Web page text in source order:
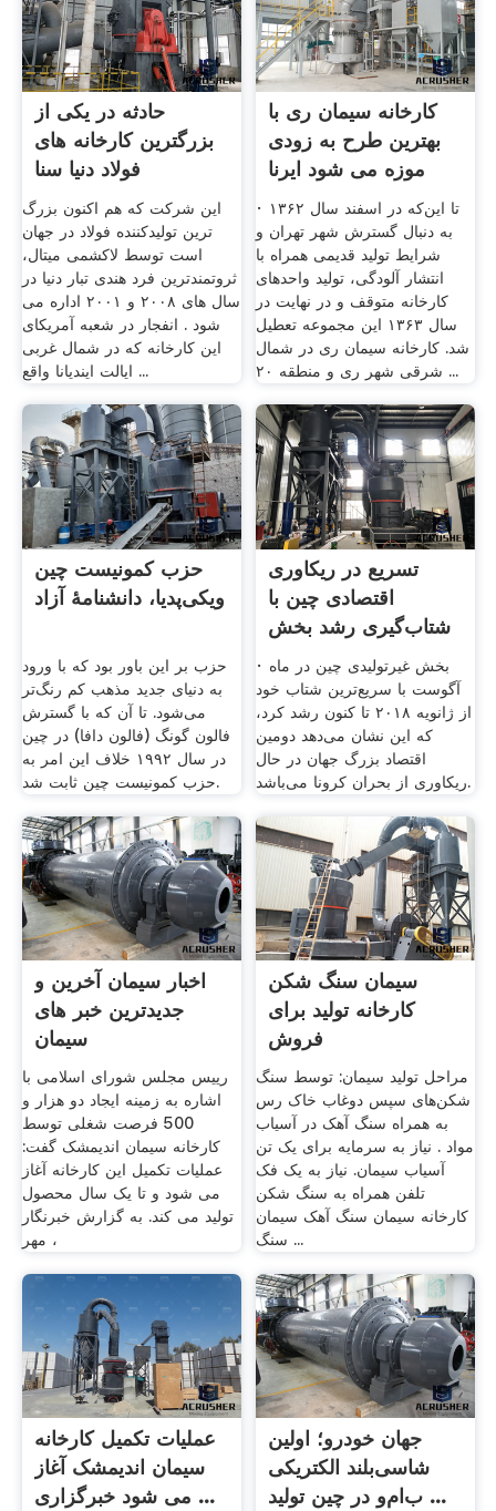
حادثه در یکی از
بزرگترین کارخانه های
فولاد دنیا سنا
این شرکت که هم اکنون بزرگ
ترین تولیدکننده فولاد در جهان
است توسط لاکشمی میتال،
ثروتمندترین فرد هندی تبار دنیا در
سال های ۲۰۰۸ و ۲۰۰۱ اداره می
شود . انفجار در شعبه آمریکای
این کارخانه که در شمال غربی
ایالت ایندیانا واقع ...
کارخانه سیمان ری با
بهترین طرح به زودی
موزه می شود ایرنا
· تا این‌که در اسفند سال ۱۳۶۲
به دنبال گسترش شهر تهران و
شرایط تولید قدیمی همراه با
انتشار آلودگی، تولید واحدهای
کارخانه متوقف و در نهایت در
سال ۱۳۶۳ این مجموعه تعطیل
شد. کارخانه سیمان ری در شمال
شرقی شهر ری و منطقه ۲۰ ...
حزب کمونیست چین
ویکی‌پدیا، دانشنامهٔ آزاد
حزب بر این باور بود که با ورود
به دنیای جدید مذهب کم رنگ‌تر
می‌شود. تا آن که با گسترش
فالون گونگ (فالون دافا) در چین
در سال ۱۹۹۲ خلاف این امر به
حزب کمونیست چین ثابت شد.
تسریع در ریکاوری
اقتصادی چین با
شتاب‌گیری رشد بخش
· بخش غیرتولیدی چین در ماه
آگوست با سریع‌ترین شتاب خود
از ژانویه ۲۰۱۸ تا کنون رشد کرد،
که این نشان می‌دهد دومین
اقتصاد بزرگ جهان در حال
ریکاوری از بحران کرونا می‌باشد.
اخبار سیمان آخرین و
جدیدترین خبر های
سیمان
رییس مجلس شورای اسلامی با
اشاره به زمینه ایجاد دو هزار و
500 فرصت شغلی توسط
کارخانه سیمان اندیمشک گفت:
عملیات تکمیل این کارخانه آغاز
می شود و تا یک سال محصول
تولید می کند. به گزارش خبرنگار
مهر ،
سیمان سنگ شکن
کارخانه تولید برای
فروش
مراحل تولید سیمان: توسط سنگ
شکن‌هاى سپس دوغاب خاک رس
به همراه سنگ آهک در آسياب
مواد . نیاز به سرمایه برای یک تن
آسیاب سیمان. نیاز به یک فک
تلفن همراه به سنگ شکن
کارخانه سیمان سنگ آهک سیمان
سنگ ...
عملیات تکمیل کارخانه
سیمان اندیمشک آغاز
می ‌شود خبرگزاری ...
جهان خودرو؛ اولین
شاسی‌بلند الکتریکی
ب‌ام‌و در چین تولید ...